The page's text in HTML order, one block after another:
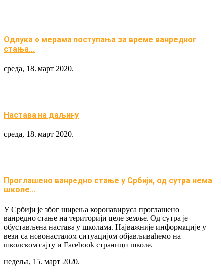
Одлука о мерама поступања за време ванредног
стања…
среда, 18. март 2020.
Настава на даљину
среда, 18. март 2020.
Проглашено ванредно стање у Србији, од сутра нема
школе…
У Србији је због ширења коронавируса проглашено
ванредно стање на територији целе земље. Од сутра је
обустављена настава у школама. Најважније информације у
вези са новонасталом ситуацијом објављиваћемо на
школском сајту и Facebook страници школе.
недеља, 15. март 2020.